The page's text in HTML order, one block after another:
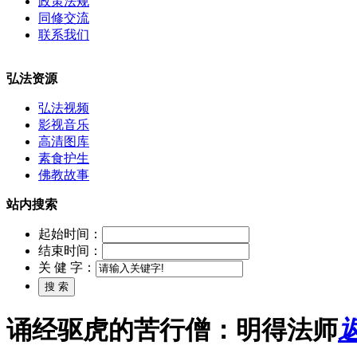
同修交流
联系我们
弘法资源
弘法视频
影视音乐
高清图库
素食护生
佛教故事
站内搜索
起始时间：
结束时间：
关 健 字：
诵经驱虎的苦行僧：明得法师